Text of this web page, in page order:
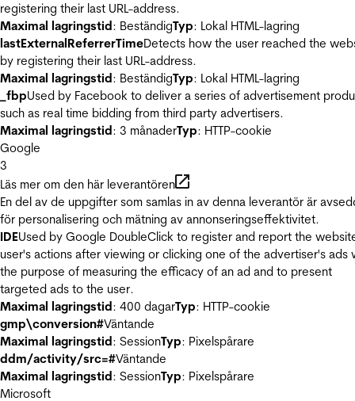
registering their last URL-address.
Maximal lagringstid: BeständigTyp: Lokal HTML-lagring
lastExternalReferrerTimeDetects how the user reached the
by registering their last URL-address.
Maximal lagringstid: BeständigTyp: Lokal HTML-lagring
_fbpUsed by Facebook to deliver a series of advertisement
such as real time bidding from third party advertisers.
Maximal lagringstid: 3 månaderTyp: HTTP-cookie
Google
3
Läs mer om den här leverantören
En del av de uppgifter som samlas in av denna leverantör är
för personalisering och mätning av annonseringseffektivitet.
IDEUsed by Google DoubleClick to register and report the
user's actions after viewing or clicking one of the advertiser's ads
the purpose of measuring the efficacy of an ad and to present
targeted ads to the user.
Maximal lagringstid: 400 dagarTyp: HTTP-cookie
gmp\conversion#Väntande
Maximal lagringstid: SessionTyp: Pixelspårare
ddm/activity/src=#Väntande
Maximal lagringstid: SessionTyp: Pixelspårare
Microsoft